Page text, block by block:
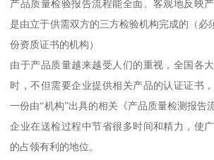
产品质量检验报告流程能全面、客观地反映
是由立于供需双方的三方检验机构完成的（必
份资质证书的机构）
由于产品质量越来越受人们的重视，全国各
时，不但需要企业提供相关产品的认证证书
一份由“机构”出具的相关《产品质量检测报告
企业在送检过程中节省很多时间和精力，使
的占领有利的地位。